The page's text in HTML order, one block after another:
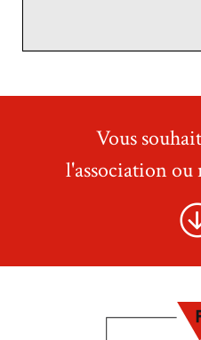
Vous
l'association ou